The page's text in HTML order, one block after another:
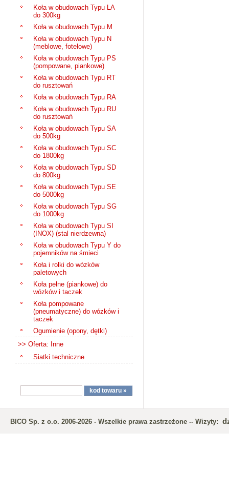
Koła w obudowach Typu LA
do 300kg
Koła w obudowach Typu M
Koła w obudowach Typu N
(meblowe, fotelowe)
Koła w obudowach Typu PS
(pompowane, piankowe)
Koła w obudowach Typu RT
do rusztowań
Koła w obudowach Typu RA
Koła w obudowach Typu RU
do rusztowań
Koła w obudowach Typu SA
do 500kg
Koła w obudowach Typu SC
do 1800kg
Koła w obudowach Typu SD
do 800kg
Koła w obudowach Typu SE
do 5000kg
Koła w obudowach Typu SG
do 1000kg
Koła w obudowach Typu SI
(INOX) (stal nierdzewna)
Koła w obudowach Typu Y do
pojemników na śmieci
Koła i rolki do wózków
paletowych
Koła pełne (piankowe) do
wózków i taczek
Koła pompowane
(pneumatyczne) do wózków i
taczek
Ogumienie (opony, dętki)
>> Oferta: Inne
Siatki techniczne
BICO Sp. z o.o. 2006-2026 - Wszelkie prawa zastrzeżone -- Wizyty: